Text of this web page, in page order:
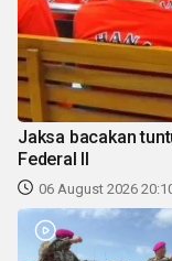
Jaksa bacakan
Federal II
06 August 2026